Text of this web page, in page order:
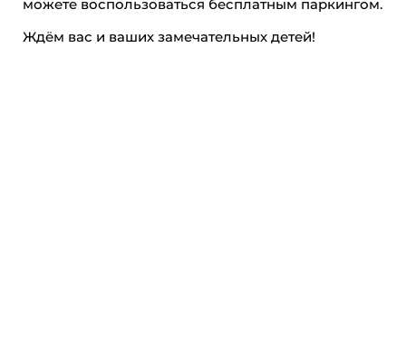
можете воспользоваться бесплатным паркингом.
Ждём вас и ваших замечательных детей!